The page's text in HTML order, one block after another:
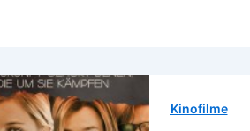
Kinofilme